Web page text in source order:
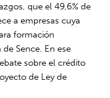
que el 49,6% de
a empresas cuya
formación
Sence. En ese
sobre el crédito
de Ley de